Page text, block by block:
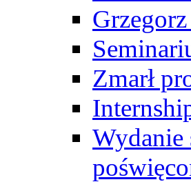
Zmarł
Wydanie